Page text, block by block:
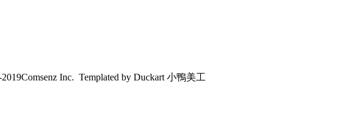
Inc. Templated by Duckart 小鴨美工